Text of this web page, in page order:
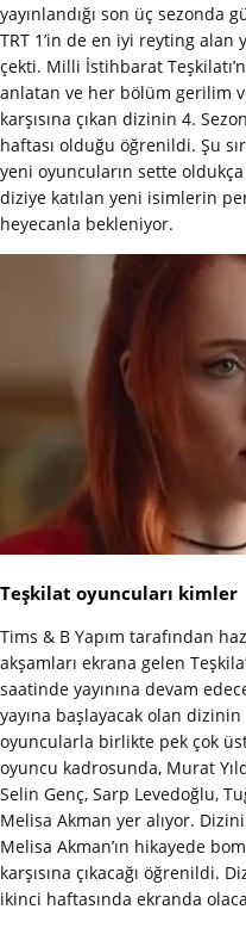
yayınlandığı son üç sezonda
TRT 1’in de en iyi reyting
çekti. Milli İstihbarat
anlatan ve her bölüm gerilim
karşısına çıkan dizinin 4.
haftası olduğu öğrenildi. Şu
yeni oyuncuların sette
diziye katılan yeni isimlerin
heyecanla bekleniyor.
Teşkilat oyuncuları kimler
Tims & B Yapım tarafından
akşamları ekrana gelen
saatinde yayınına devam
yayına başlayacak olan
oyuncularla birlikte pek çok
oyuncu kadrosunda, Murat
Selin Genç, Sarp Levedoğlu,
Melisa Akman yer alıyor.
Melisa Akman’ın hikayede
karşısına çıkacağı öğrenildi.
ikinci haftasında ekranda